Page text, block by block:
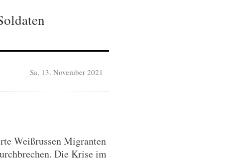
Sa, 13. November 2021
Weißrussen Migranten
Die Krise im